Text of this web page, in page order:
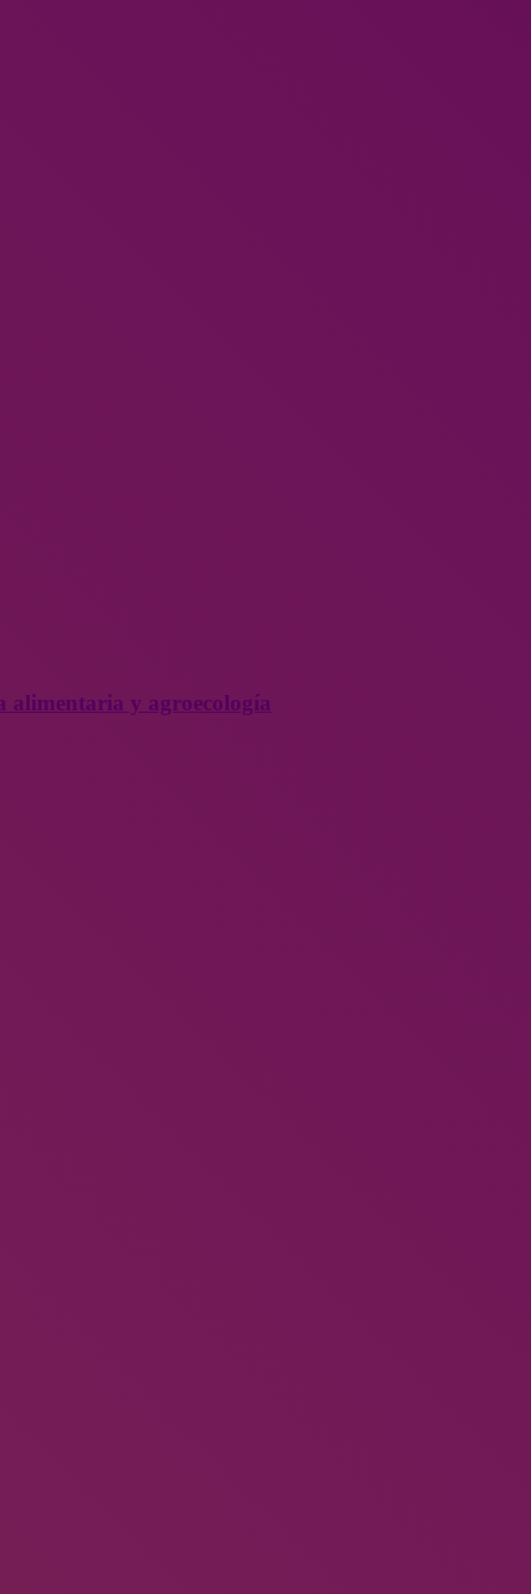
alimentaria y agroecología